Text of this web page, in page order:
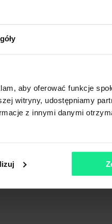
aby oferować funkcje
witryny, udostępniamy
z innymi danymi